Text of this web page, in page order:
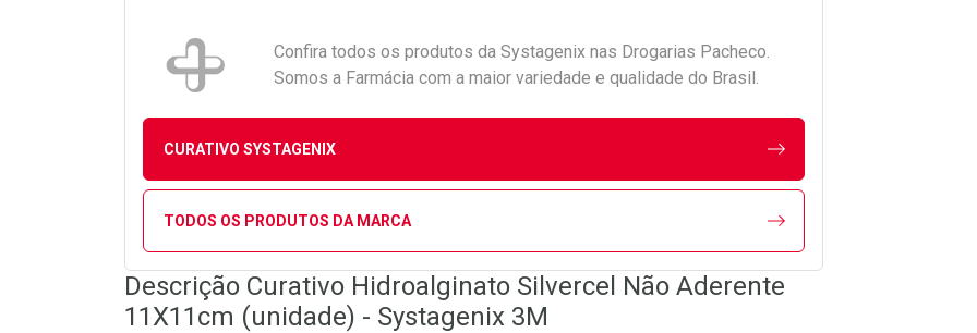
Confira todos os produtos da Systagenix nas Drogarias Pacheco.
Somos a Farmácia com a maior variedade e qualidade do Brasil.
CURATIVO SYSTAGENIX
TODOS OS PRODUTOS DA MARCA
Descrição Curativo Hidroalginato Silvercel Não Aderente
11X11cm (unidade) - Systagenix 3M